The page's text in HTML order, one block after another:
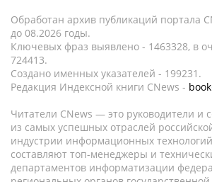
Обработан архив публикаций портала
до 08.2026 годы.
Ключевых фраз выявлено - 1463328, в
724413.
Создано именных указателей - 199231.
Редакция Индексной книги CNews -
Читатели CNews — это руководители и
из самых успешных отраслей
индустрии информационных
составляют топ-менеджеры и
департаментов информатизации